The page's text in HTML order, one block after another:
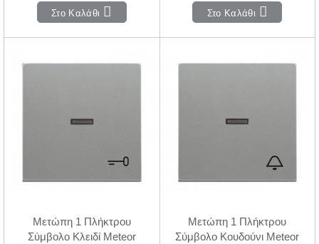
Στο Καλάθι Στο Καλάθι
Μετώπη 1 Πλήκτρου
Σύμβολο Κλειδί Meteor
Μετώπη 1 Πλήκτρου
Σύμβολο Κουδούνι Meteor